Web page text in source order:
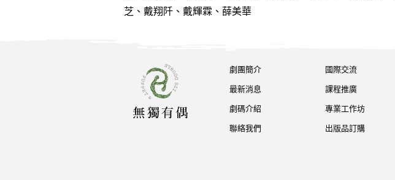
芝、戴翔阡、戴輝霖、薛美華
劇團簡介
最新消息
劇碼介紹
聯絡我們
國際交流
課程推廣
專業工作坊
出版品訂購